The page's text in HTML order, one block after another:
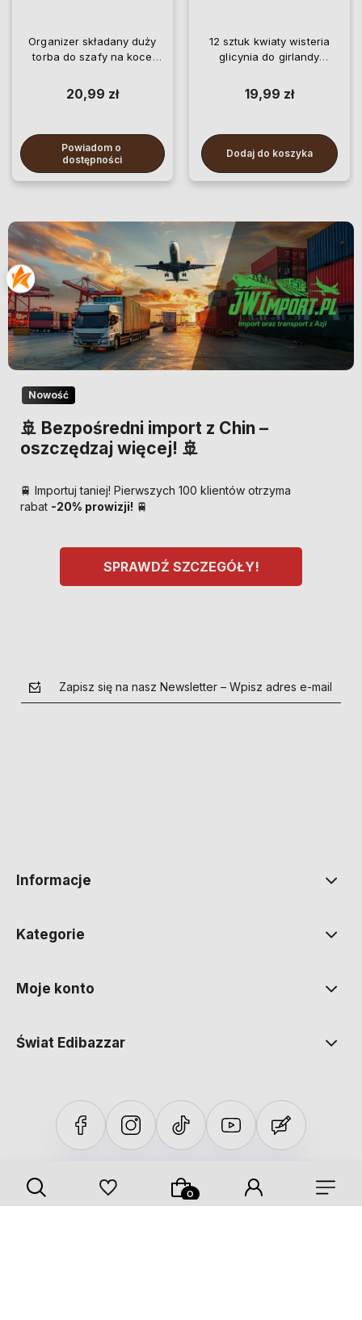
Organizer składany duży
torba do szafy na koce
20,99 zł
Powiadom o
dostępności
12 sztuk kwiaty wisteria
glicynia do girlandy
19,99 zł
Dodaj do koszyka
Nowość
🚢 Bezpośredni import z Chin –
oszczędzaj więcej! 🚢
🚆 Importuj taniej! Pierwszych 100 klientów otrzyma
rabat -20% prowizji! 🚆
SPRAWDŹ SZCZEGÓŁY!
Zapisz się na nasz Newsletter – Wpisz adres e-mail
Informacje
Kategorie
Moje konto
Świat Edibazzar
od GrowCommerce